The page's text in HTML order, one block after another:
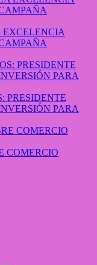
EXCELENCIA
PRESIDENTE
PARA
COMERCIO